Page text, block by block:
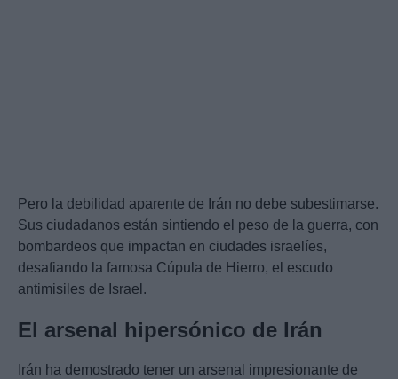
Pero la debilidad aparente de Irán no debe subestimarse.
Sus ciudadanos están sintiendo el peso de la guerra, con
bombardeos que impactan en ciudades israelíes,
desafiando la famosa Cúpula de Hierro, el escudo
antimisiles de Israel.
El arsenal hipersónico de Irán
Irán ha demostrado tener un arsenal impresionante de